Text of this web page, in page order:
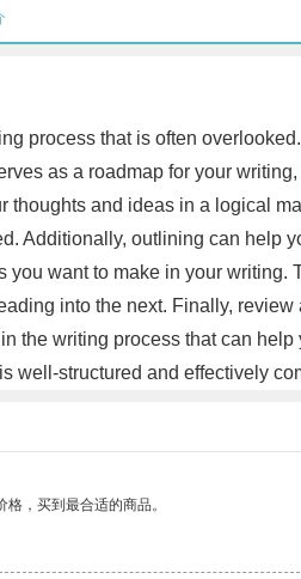
process that is often
as a roadmap for your
and ideas in a logical
Additionally, outlining can help
want to make in your
into the next. Finally,
the writing process that can
well-structured and effectively
，买到最合适的商品。